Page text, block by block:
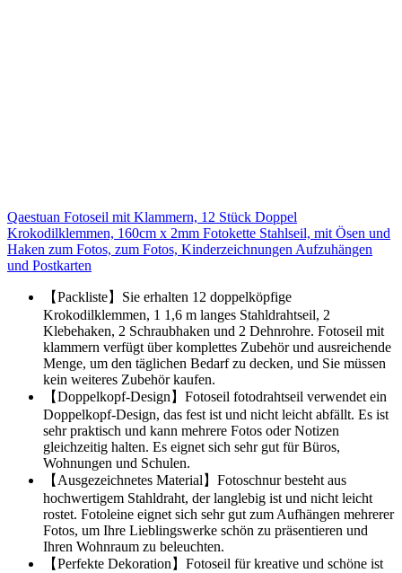
Qaestuan Fotoseil mit Klammern, 12 Stück Doppel
Krokodilklemmen, 160cm x 2mm Fotokette Stahlseil, mit Ösen und
Haken zum Fotos, zum Fotos, Kinderzeichnungen Aufzuhängen
und Postkarten
【Packliste】Sie erhalten 12 doppelköpfige
Krokodilklemmen, 1 1,6 m langes Stahldrahtseil, 2
Klebehaken, 2 Schraubhaken und 2 Dehnrohre. Fotoseil mit
klammern verfügt über komplettes Zubehör und ausreichende
Menge, um den täglichen Bedarf zu decken, und Sie müssen
kein weiteres Zubehör kaufen.
【Doppelkopf-Design】Fotoseil fotodrahtseil verwendet ein
Doppelkopf-Design, das fest ist und nicht leicht abfällt. Es ist
sehr praktisch und kann mehrere Fotos oder Notizen
gleichzeitig halten. Es eignet sich sehr gut für Büros,
Wohnungen und Schulen.
【Ausgezeichnetes Material】Fotoschnur besteht aus
hochwertigem Stahldraht, der langlebig ist und nicht leicht
rostet. Fotoleine eignet sich sehr gut zum Aufhängen mehrerer
Fotos, um Ihre Lieblingswerke schön zu präsentieren und
Ihren Wohnraum zu beleuchten.
【Perfekte Dekoration】Fotoseil für kreative und schöne ist